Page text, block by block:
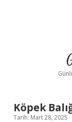
Köpek
Tarih: Mart 28, 2025